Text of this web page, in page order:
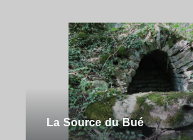
La Source du Bué